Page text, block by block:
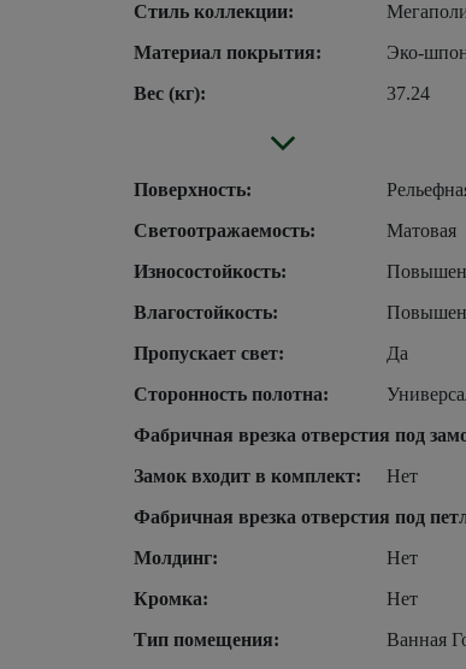
Стиль коллекции:
Материал покрытия:
Эко-
Вес (кг):
37.24
Поверхность:
Светоотражаемость:
Матовая
Износостойкость:
Влагостойкость:
Пропускает свет:
Да
Сторонность полотна:
Фабричная врезка отверстия под
Замок входит в комплект:
Нет
Фабричная врезка отверстия под
Молдинг:
Нет
Кромка:
Нет
Тип помещения:
Ванная